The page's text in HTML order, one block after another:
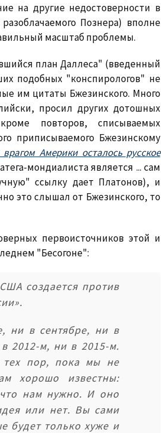
на другие недостоверности в
Познера) вполне
масштаб проблемы.
план Даллеса" (введенный
подобных "конспирологов" не
им цитаты Бжезинского. Много
просил других дотошных
повторов, списываемых
приписываемого Бжезинскому
Америки осталось русское
мондиалиста является ... сам
ссылку дает Платонов), и
это слышал от Бжезинского, то
первоисточников этой и
"Бесогоне":
создается против
ни в сентябре, ни в
2012-м, ни в 2015-м.
тех пор, пока мы не
хорошо известны:
нам нужно. И оно
или нет. Вы сами
будет только хуже и